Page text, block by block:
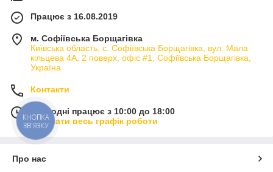
Працює з 16.08.2019
м. Софіївська Борщагівка
Київська область, с. Софіївська Борщагівка, вул. Мала
кільцева 4А, 2 поверх, офіс #1, Софіївська Борщагівка,
Україна
Контакти
Сьогодні працює з 10:00 до 18:00
Показати весь графік роботи
Про нас
КНОПКА
ЗВ'ЯЗКУ